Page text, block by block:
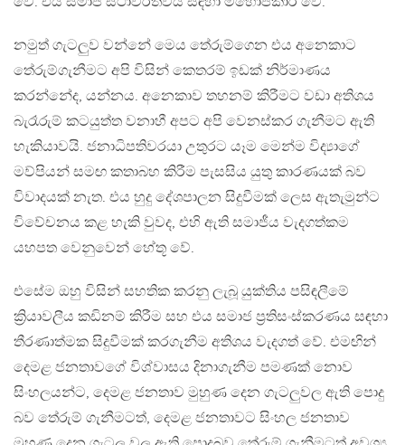
නමුත් ගැටලුව වන්නේ මෙය තේරුම්ගෙන එය අනෙකාට
තේරුම්ගැනීමට අපි විසින් කෙතරම් ඉඩක් නිර්මාණය
කරන්නේද, යන්නය. අනෙකාව තහනම් කිරීමට වඩා අතිශය
බැරෑරුම් කටයුත්ත වනාහී අපට අපි වෙනස්කර ගැනීමට ඇති
හැකියාවයි. ජනාධිපතිවරයා උතුරට යෑම මෙන්ම විද්‍යාගේ
මව්පියන් සමඟ කතාබහ කිරීම පැසසිය යුතු කාරණයක් බව
විවාදයක් නැත. එය හුදු දේශපාලන සිදුවීමක් ලෙස ඇතැමුන්ට
විවේචනය කළ හැකි වුවද, එහි ඇති සමාජීය වැදගත්කම
යහපත වෙනුවෙන් හේතූ වේ.
එසේම ඔහු විසින් සහතික කරනු ලැබූ යුක්තිය පසිඳලීමේ
ක්‍රියාවලීය කඩිනම් කිරීම සහ එය සමාජ ප්‍රතිසංස්කරණය සඳහා
තීරණාත්මක සිදුවීමක් කරගැනීම අතිශය වැදගත් වේ. එමඟින්
දෙමළ ජනතාවගේ විශ්වාසය දිනාගැනීම පමණක් නොව
සිංහලයන්ට, දෙමළ ජනතාව මුහුණ දෙන ගැටලුවල ඇති පොදු
බව තේරුම් ගැනීමටත්, දෙමළ ජනතාවට සිංහල ජනතාව